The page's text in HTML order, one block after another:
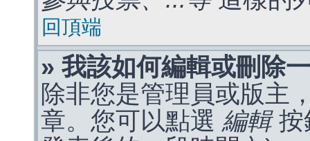
回頂端
» 我該如何編輯或刪除
除非您是管理員或版主
章。您可以點選 編輯按